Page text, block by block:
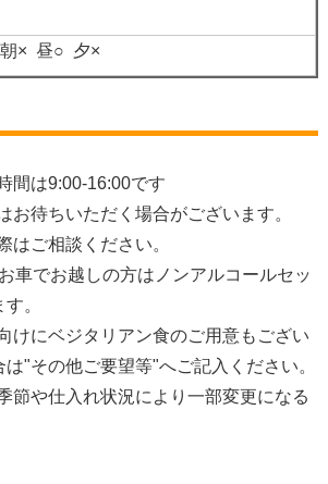
朝× 昼○ 夕×
間は9:00-16:00です
お待ちいただく場合がございます。
はご相談ください。
車でお越しの方はノンアルコールセッ
。
けにベジタリアン食のご用意もござい
"その他ご要望等"へご記入ください。
節や仕入れ状況により一部変更になる